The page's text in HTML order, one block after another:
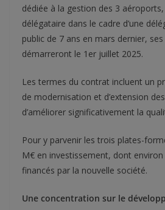
dédiée à la gestion des 3
délégataire dans le cadre d’une
public de 7 ans en mars dernier,
démarreront le 1er juillet 2025.
Les termes du contrat incluent un
de modernisation et d’extension
d’améliorer significativement la
Pour y parvenir les trois plates-
M€ en investissement, dont
financés par la nouvelle société.
Une concentration sur le